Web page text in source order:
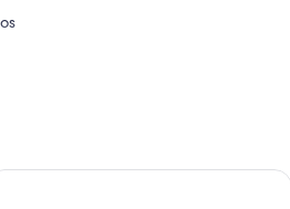
Bluewater Resort